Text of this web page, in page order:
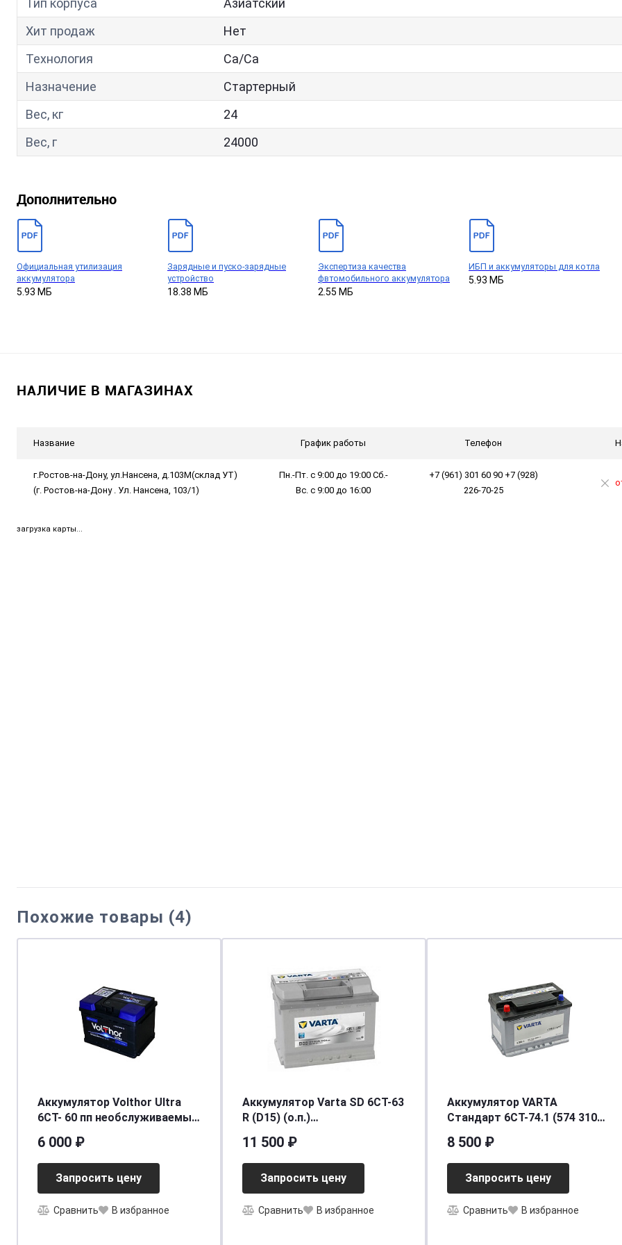
Тип корпуса
Азиатский
Хит продаж
Нет
Технология
Са/Са
Назначение
Стартерный
Вес, кг
24
Вес, г
24000
Дополнительно
Официальная утилизация
аккумулятора
5.93 МБ
Зарядные и пуско-зарядные
устройство
18.38 МБ
Экспертиза качества
фвтомобильного аккумулятора
2.55 МБ
ИБП и аккумуляторы для котла
5.93 МБ
НАЛИЧИЕ В МАГАЗИНАХ
Название График работы Телефон
г.Ростов-на-Дону, ул.Нансена, д.103М(склад УТ)
(г. Ростов-на-Дону . Ул. Нансена, 103/1)
Пн.-Пт. с 9:00 до 19:00 Сб.-
Вс. с 9:00 до 16:00
+7 (961) 301 60 90 +7 (928)
226-70-25
загрузка карты...
Похожие товары (4)
Аккумулятор Volthor Ultra
6СТ- 60 пп необслуживаемый
6 000 ₽
Запросить цену
Сравнить В избранное
Аккумулятор Varta SD 6CT-63
R (D15) (о.п.)
11 500 ₽
Запросить цену
Сравнить В избранное
Аккумулятор VARTA
Стандарт 6CT-74.1 (574 310
8 500 ₽
Запросить цену
Сравнить В избранное